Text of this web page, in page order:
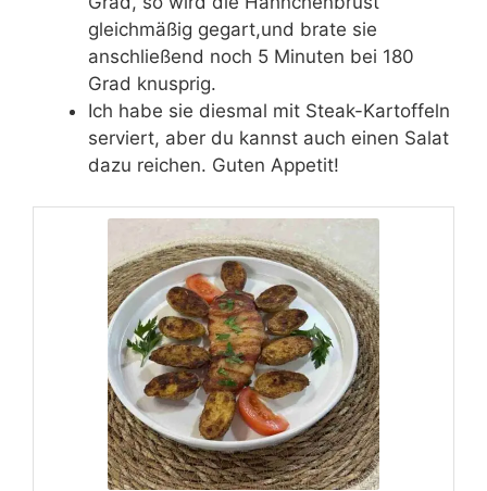
gleichmäßig gegart,und brate sie
anschließend noch 5 Minuten bei 180
Grad knusprig.
Ich habe sie diesmal mit Steak-Kartoffeln
serviert, aber du kannst auch einen Salat
dazu reichen. Guten Appetit!